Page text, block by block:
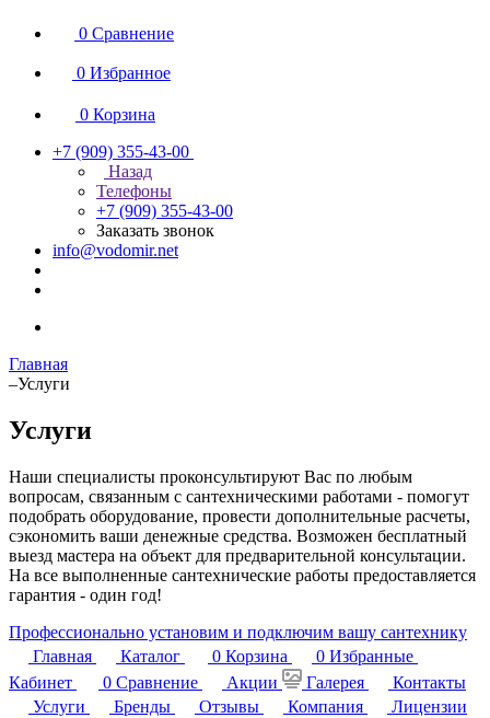
0 Сравнение
0 Избранное
0 Корзина
+7 (909) 355-43-00
Назад
Телефоны
+7 (909) 355-43-00
Заказать звонок
info@vodomir.net
Главная
–Услуги
Услуги
Наши специалисты проконсультируют Вас по любым
вопросам, связанным с сантехническими работами - помогут
подобрать оборудование, провести дополнительные расчеты,
сэкономить ваши денежные средства. Возможен бесплатный
выезд мастера на объект для предварительной консультации.
На все выполненные сантехнические работы предоставляется
гарантия - один год!
Профессионально установим и подключим вашу сантехнику
Главная
Каталог 0 Корзина 0 Избранные
Кабинет
0 Сравнение Акции Галерея
Контакты
Услуги
Бренды Отзывы Компания
Лицензии